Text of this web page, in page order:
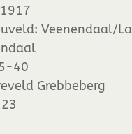
Veenendaal/
40
Grebbeberg